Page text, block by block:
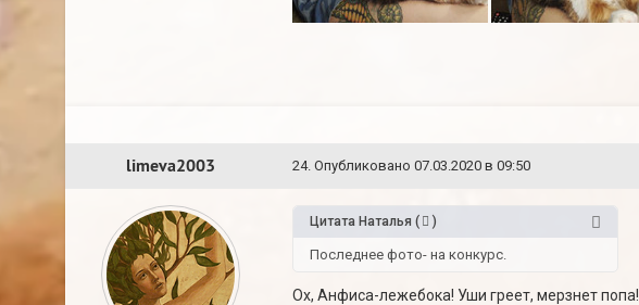
limeva2003 24. Опубликовано 07.03.2020 в 09:50
Цитата Наталья ( )
Последнее фото- на конкурс.
Ох, Анфиса-лежебока! Уши греет, мерзнет попа!